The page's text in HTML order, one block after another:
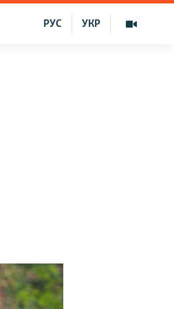
УКР
РУС